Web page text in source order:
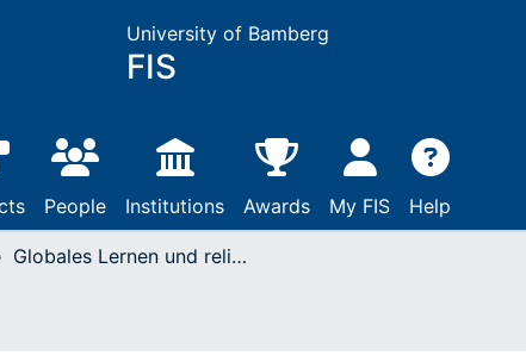
University of Bamberg
FIS
People Institutions Awards My FIS Help
Globales Lernen und religiöse Bildung